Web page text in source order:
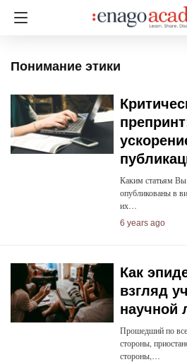
Понимание этики
Каким статьям Вы
опубликованы в
их…
6 years ago
Как
взгляд
научной
Прошедший по
стороны,
стороны,…